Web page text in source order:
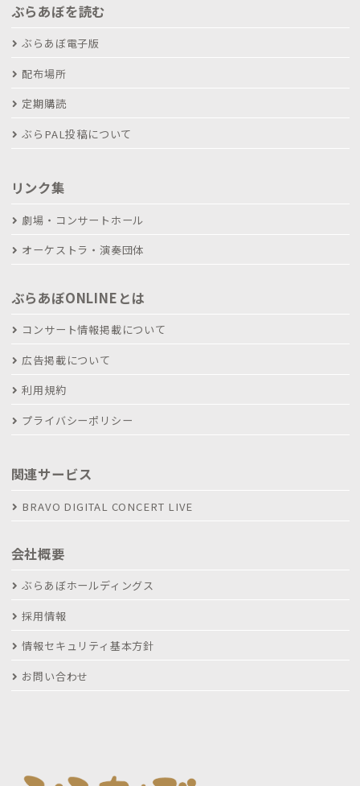
ぶらあぼを読む
ぶらあぼ電子版
配布場所
定期購読
ぶらPAL投稿について
リンク集
劇場・コンサートホール
オーケストラ・演奏団体
ぶらあぼONLINEとは
コンサート情報掲載について
広告掲載について
利用規約
プライバシーポリシー
関連サービス
BRAVO DIGITAL CONCERT LIVE
会社概要
ぶらあぼホールディングス
採用情報
情報セキュリティ基本方針
お問い合わせ